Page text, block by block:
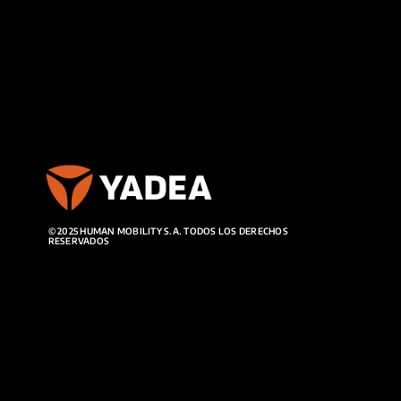
© 2025 HUMAN MOBILITY S.A. TODOS LOS DERECHOS
RESERVADOS